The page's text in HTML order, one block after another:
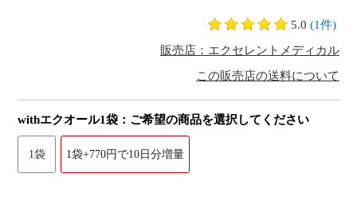
5.0 (1件)
販売店：エクセレントメディカル
この販売店の送料について
withエクオール1袋：ご希望の商品を選択してください
1袋 1袋+770円で10日分増量